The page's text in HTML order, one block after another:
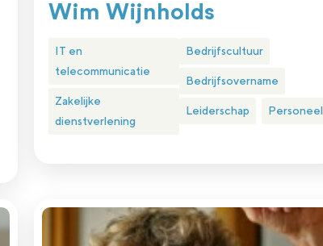
Wim Wijnholds
IT en
telecommunicatie
Zakelijke
dienstverlening
Bedrijfscultuur
Bedrijfsovername
Leiderschap Personeel